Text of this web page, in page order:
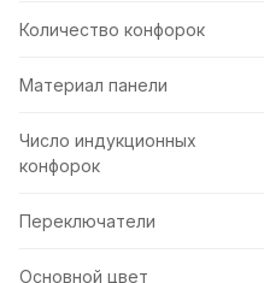
Количество конфорок
Материал панели
Число индукционных
конфорок
Переключатели
Основной цвет